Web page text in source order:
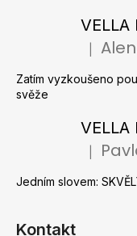
Zatím vyzkoušeno
svěže
Jedním slovem:
Kontakt